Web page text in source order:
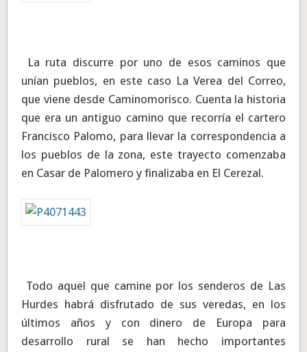
La ruta discurre por uno de esos caminos que
unían pueblos, en este caso La Verea del Correo,
que viene desde Caminomorisco. Cuenta la historia
que era un antiguo camino que recorría el cartero
Francisco Palomo, para llevar la correspondencia a
los pueblos de la zona, este trayecto comenzaba
en Casar de Palomero y finalizaba en El Cerezal.
Todo aquel que camine por los senderos de Las
Hurdes habrá disfrutado de sus veredas, en los
últimos años y con dinero de Europa para
desarrollo rural se han hecho importantes